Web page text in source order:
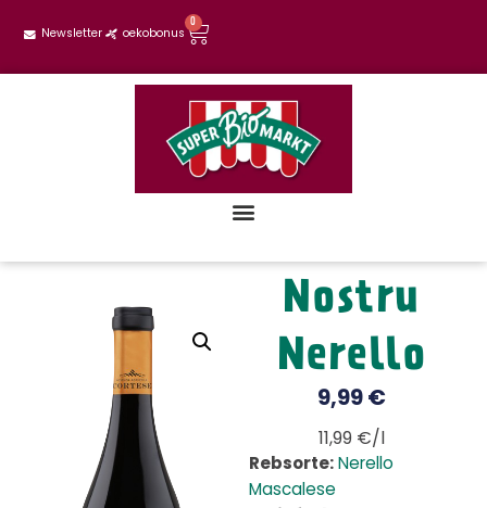
Newsletter oekobonus
0
Nostru
Nerello
9,99 €
11,99 €/l
Rebsorte: Nerello
Mascalese